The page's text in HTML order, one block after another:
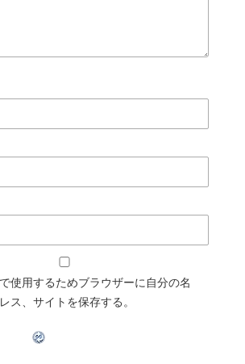
使用するためブラウザーに自分の名
ス、サイトを保存する。